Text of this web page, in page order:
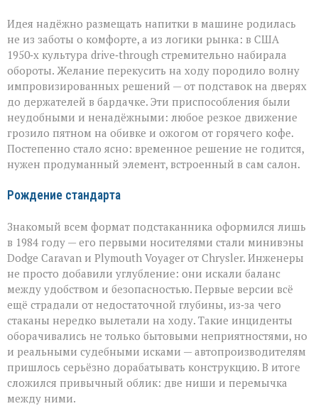
Идея надёжно размещать напитки в машине родилась
не из заботы о комфорте, а из логики рынка: в США
1950‑х культура drive‑through стремительно набирала
обороты. Желание перекусить на ходу породило волну
импровизированных решений — от подставок на дверях
до держателей в бардачке. Эти приспособления были
неудобными и ненадёжными: любое резкое движение
грозило пятном на обивке и ожогом от горячего кофе.
Постепенно стало ясно: временное решение не годится,
нужен продуманный элемент, встроенный в сам салон.
Рождение стандарта
Знакомый всем формат подстаканника оформился лишь
в 1984 году — его первыми носителями стали минивэны
Dodge Caravan и Plymouth Voyager от Chrysler. Инженеры
не просто добавили углубление: они искали баланс
между удобством и безопасностью. Первые версии всё
ещё страдали от недостаточной глубины, из‑за чего
стаканы нередко вылетали на ходу. Такие инциденты
оборачивались не только бытовыми неприятностями, но
и реальными судебными исками — автопроизводителям
пришлось серьёзно дорабатывать конструкцию. В итоге
сложился привычный облик: две ниши и перемычка
между ними.